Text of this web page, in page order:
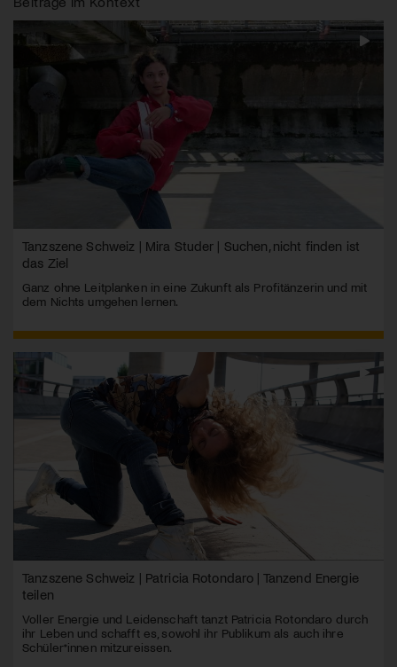
Tanzszene Schweiz | Mira Studer | Suchen, nicht finden ist
das Ziel
Ganz ohne Leitplanken in eine Zukunft als Profitänzerin und mit
dem Nichts umgehen lernen.
Tanzszene Schweiz | Patricia Rotondaro | Tanzend Energie
teilen
Voller Energie und Leidenschaft tanzt Patricia Rotondaro durch
ihr Leben und schafft es, sowohl ihr Publikum als auch ihre
Schüler*innen mitzureissen.